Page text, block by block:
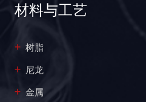
材料与工艺
树脂
尼龙
金属